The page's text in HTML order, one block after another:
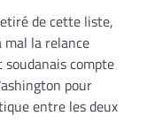
de cette liste,
la relance
compte
pour
entre les deux